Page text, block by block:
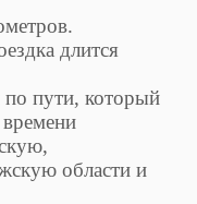
длится
пути, который
области и